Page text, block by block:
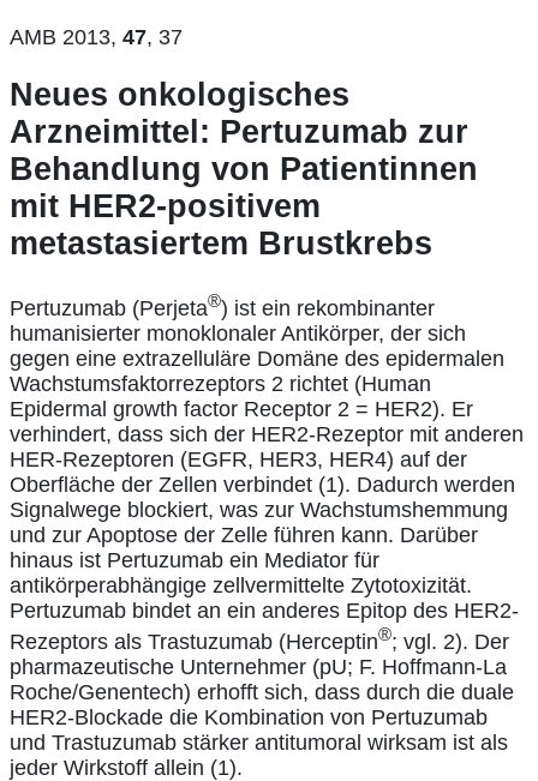
AMB 2013, 47, 37
Neues onkologisches
Arzneimittel: Pertuzumab zur
Behandlung von Patientinnen
mit HER2-positivem
metastasiertem Brustkrebs
Pertuzumab (Perjeta®) ist ein rekombinanter
humanisierter monoklonaler Antikörper, der sich
gegen eine extrazelluläre Domäne des epidermalen
Wachstumsfaktorrezeptors 2 richtet (Human
Epidermal growth factor Receptor 2 = HER2). Er
verhindert, dass sich der HER2-Rezeptor mit anderen
HER-Rezeptoren (EGFR, HER3, HER4) auf der
Oberfläche der Zellen verbindet (1). Dadurch werden
Signalwege blockiert, was zur Wachstumshemmung
und zur Apoptose der Zelle führen kann. Darüber
hinaus ist Pertuzumab ein Mediator für
antikörperabhängige zellvermittelte Zytotoxizität.
Pertuzumab bindet an ein anderes Epitop des HER2-
Rezeptors als Trastuzumab (Herceptin®; vgl. 2). Der
pharmazeutische Unternehmer (pU; F. Hoffmann-La
Roche/Genentech) erhofft sich, dass durch die duale
HER2-Blockade die Kombination von Pertuzumab
und Trastuzumab stärker antitumoral wirksam ist als
jeder Wirkstoff allein (1).